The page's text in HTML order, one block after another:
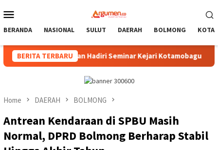
to
Menu
BERANDA NASIONAL SULUT DAERAH BOLMONG
BERITA TERBARU
Pimpinan Hadiri Seminar Kejari Kotamobagu Wali
Home DAERAH BOLMONG
Antrean Kendaraan di SPBU Masih
Normal, DPRD Bolmong Berharap Stabil